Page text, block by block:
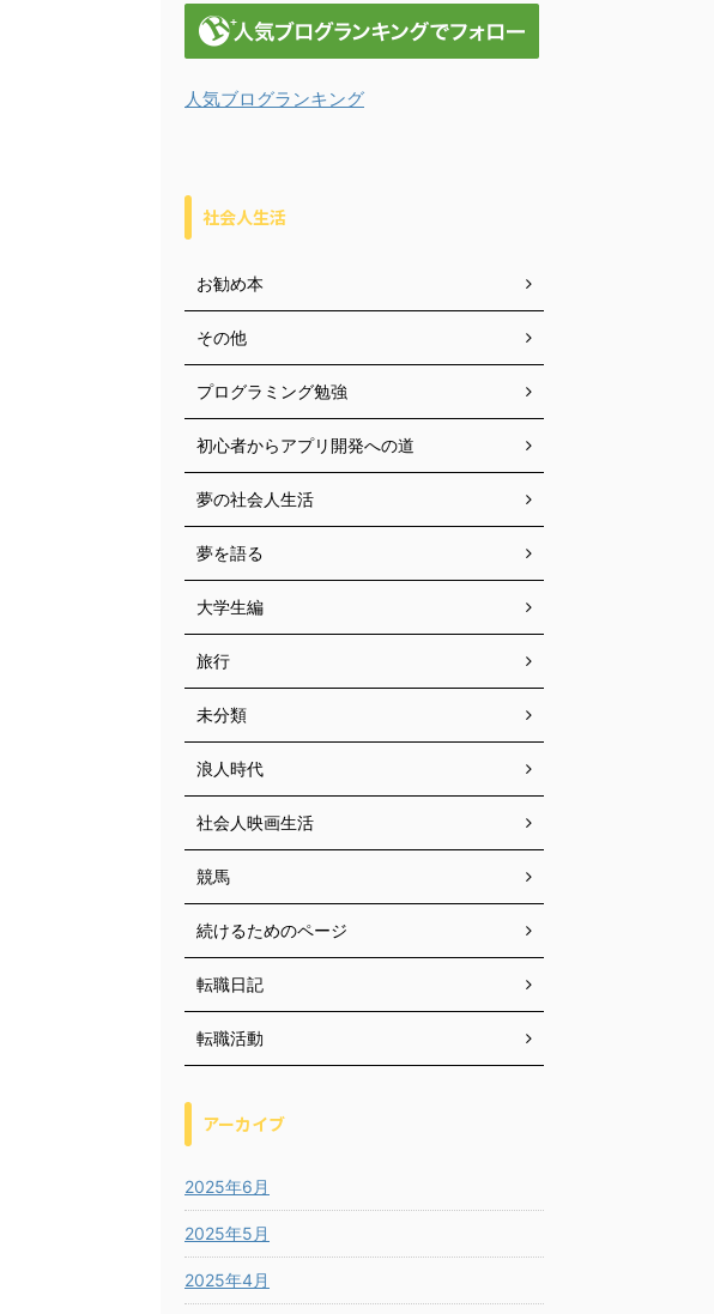
人気ブログランキング
社会人生活
お勧め本
その他
プログラミング勉強
初心者からアプリ開発への道
夢の社会人生活
夢を語る
大学生編
旅行
未分類
浪人時代
社会人映画生活
競馬
続けるためのページ
転職日記
転職活動
アーカイブ
2025年6月
2025年5月
2025年4月